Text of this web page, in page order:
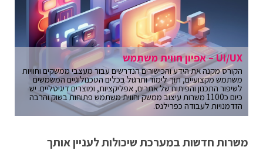
UI/UX – אפיון חווית משתמש
הקורס מקנה את הידע והכישורים הנדרשים עבור מעצבי ממשקים וחוויות
משתמש מקצועיים, תוך לימוד ותרגול בכלים הטכנולוגיים המשמשים
לשיפור התכנון והפיתוח של אתרים, אפליקציות, ומוצרים דיגיטליים. יש
כיום כ1100 משרות עיצוב ממשק וחווית משתמש פתוחות בשוק והרבה
הזדמנויות לעבודה כפרילנס.
משרות חדשות במערכת שיכולות לעניין אותך